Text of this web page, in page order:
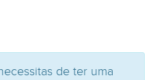
de ter uma